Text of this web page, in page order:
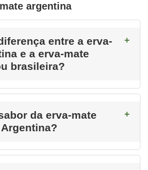
mate argentina
entre a erva-
e a erva-mate
brasileira?
da erva-mate